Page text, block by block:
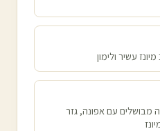
עשיר ולימון
מבושלים עם אפונה, גזר